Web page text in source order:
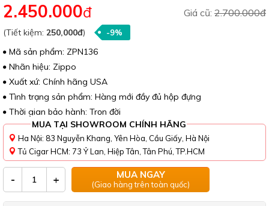
Giá cũ: 2.700.000đ
2.450.000đ
(Tiết kiệm: 250,000đ) -9%
Mã sản phẩm: ZPN136
Nhãn hiệu: Zippo
Xuất xứ: Chính hãng USA
Tình trạng sản phẩm: Hàng mới đầy đủ hộp đựng
Thời gian bảo hành: Trọn đời
MUA TẠI SHOWROOM CHÍNH HÃNG
Ha Nội: 83 Nguyễn Khang, Yên Hòa, Cầu Giấy, Hà Nội
Tủ Cigar HCM: 73 Ỷ Lan, Hiệp Tân, Tân Phú, TP.HCM
- + MUA NGAY
(Giao hàng trên toàn quốc)